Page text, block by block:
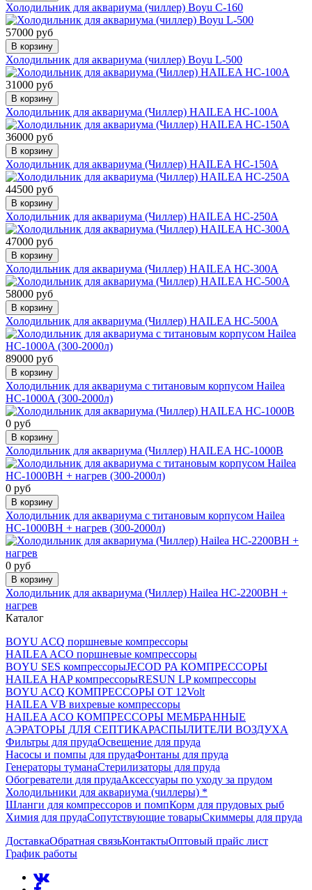
Холодильник для аквариума (чиллер) Boyu C-160
57000 руб
В корзину
Холодильник для аквариума (чиллер) Boyu L-500
31000 руб
В корзину
Холодильник для аквариума (Чиллер) HAILEA HC-100A
36000 руб
В корзину
Холодильник для аквариума (Чиллер) HAILEA HC-150A
44500 руб
В корзину
Холодильник для аквариума (Чиллер) HAILEA HC-250A
47000 руб
В корзину
Холодильник для аквариума (Чиллер) HAILEA HC-300A
58000 руб
В корзину
Холодильник для аквариума (Чиллер) HAILEA HC-500A
89000 руб
В корзину
Холодильник для аквариума с титановым корпусом Hailea
HC-1000A (300-2000л)
0 руб
В корзину
Холодильник для аквариума (Чиллер) HAILEA HC-1000B
0 руб
В корзину
Холодильник для аквариума с титановым корпусом Hailea
HC-1000BH + нагрев (300-2000л)
0 руб
В корзину
Холодильник для аквариума (Чиллер) Hailea HC-2200BH +
нагрев
Каталог
BOYU ACQ поршневые компрессоры
HAILEA ACO поршневые компрессоры
BOYU SES компрессорыJECOD PA КОМПРЕССОРЫ
HAILEA HAP компрессорыRESUN LP компрессоры
BOYU ACQ КОМПРЕССОРЫ ОТ 12Volt
HAILEA VB вихревые компрессоры
HAILEA ACO КОМПРЕССОРЫ МЕМБРАННЫЕ
АЭРАТОРЫ ДЛЯ СЕПТИКАРАСПЫЛИТЕЛИ ВОЗДУХА
Фильтры для прудаОсвещение для пруда
Насосы и помпы для прудаФонтаны для пруда
Генераторы туманаСтерилизаторы для пруда
Обогреватели для прудаАксессуары по уходу за прудом
Холодильники для аквариума (чиллеры) *
Шланги для компрессоров и помпКорм для прудовых рыб
Химия для прудаСопутствующие товарыСкиммеры для пруда
ДоставкаОбратная связьКонтактыОптовый прайс лист
График работы